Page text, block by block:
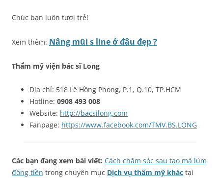
Chúc bạn luôn tươi trẻ!
Xem thêm: Nâng mũi s line ở đâu đẹp ?
Thẩm mỹ viện bác sĩ Long
Địa chỉ: 518 Lê Hồng Phong, P.1, Q.10, TP.HCM
Hotline: 0908 493 008
Website: http://bacsilong.com
Fanpage: https://www.facebook.com/TMV.BS.LONG
Các bạn đang xem bài viết: Cách chăm sóc sau tạo má lúm
đồng tiền trong chuyên mục Dịch vụ thẩm mỹ khác tại